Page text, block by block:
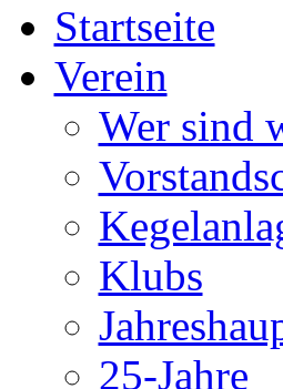
Startseite
Verein
Wer sind
Klubs
25-Jahre